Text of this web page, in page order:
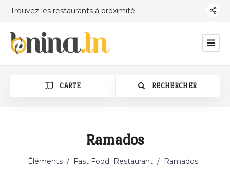
Trouvez les restaurants à proximité
CARTE RECHERCHER
Catégorie
Ramados
Éléments / Fast Food Restaurant / Ramados